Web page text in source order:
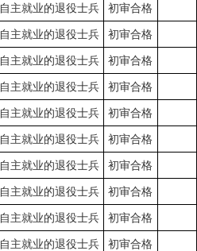
自主就业的退役士兵 初审合格
自主就业的退役士兵 初审合格
自主就业的退役士兵 初审合格
自主就业的退役士兵 初审合格
自主就业的退役士兵 初审合格
自主就业的退役士兵 初审合格
自主就业的退役士兵 初审合格
自主就业的退役士兵 初审合格
自主就业的退役士兵 初审合格
自主就业的退役士兵 初审合格